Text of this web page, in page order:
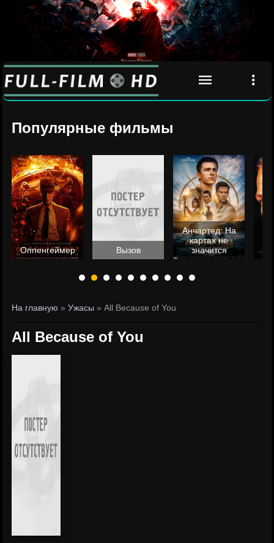
Популярные фильмы
Оппенгеймер Вызов
Анчартед: На
картах не
значится
На главную »Ужасы » All Because of You
All Because of You